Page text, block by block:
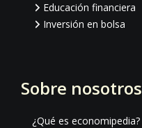
Educación financiera
Inversión en bolsa
Sobre nosotros
¿Qué es economipedia?